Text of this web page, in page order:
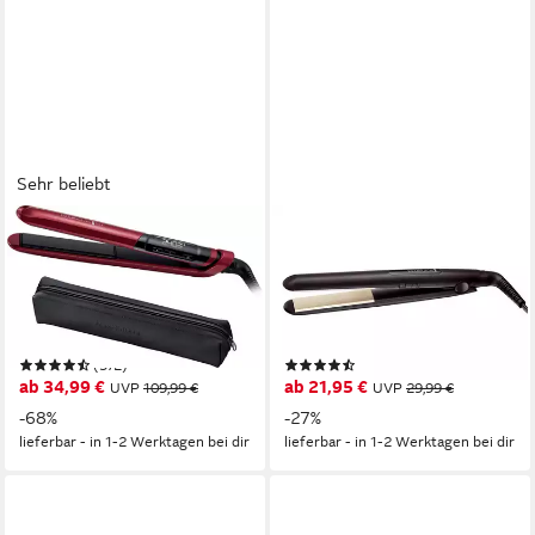
Sehr beliebt
REMINGTON
Glätteisen Silk, S9600,
Haarglätter Doppelschicht-
Keramik-Beschichtung, mit
Seidenproteinen für Locken,
Wellen & zum Glätten
(572)
ab 34,99 € UVP 109,99 €
-68%
lieferbar - in 1-2 Werktagen bei dir
Turmalin-Beschichtung, mit 4-
facher Schutzwirkung für ein
Glanz
ab 21,95 € UVP 29,99 €
-27%
lieferbar - in 1-2 Werktagen bei dir